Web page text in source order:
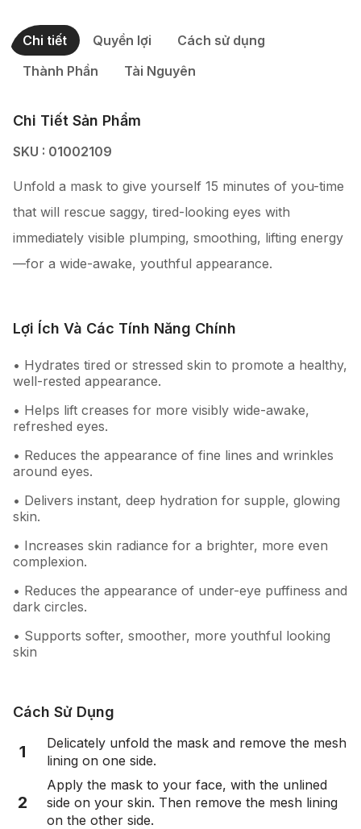
Chi tiết Quyền lợi
Cách sử dụng
Thành Phần
Tài Nguyên
Chi Tiết Sản Phẩm
SKU : 01002109
Unfold a mask to give yourself 15 minutes of you-time
that will rescue saggy, tired-looking eyes with
immediately visible plumping, smoothing, lifting energy
—for a wide-awake, youthful appearance.
Lợi Ích Và Các Tính Năng Chính
• Hydrates tired or stressed skin to promote a healthy,
well-rested appearance.
• Helps lift creases for more visibly wide-awake,
refreshed eyes.
• Reduces the appearance of fine lines and wrinkles
around eyes.
• Delivers instant, deep hydration for supple, glowing
skin.
• Increases skin radiance for a brighter, more even
complexion.
• Reduces the appearance of under-eye puffiness and
dark circles.
• Supports softer, smoother, more youthful looking
skin
Cách Sử Dụng
1
Delicately unfold the mask and remove the mesh
lining on one side.
2
Apply the mask to your face, with the unlined
side on your skin. Then remove the mesh lining
on the other side.